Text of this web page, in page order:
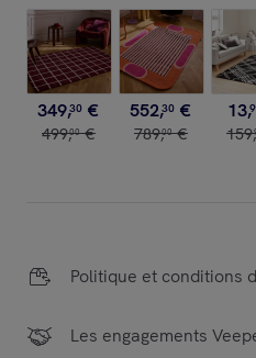
349,30 €
499,00 €
552,30 €
789,00 €
13,
159,
Politique et conditions
Les engagements